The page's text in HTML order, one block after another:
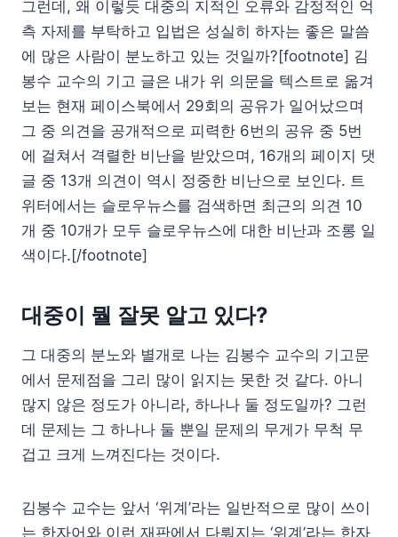
그런데, 왜 이렇듯 대중의 지적인 오류와 감정적인 억
측 자제를 부탁하고 입법은 성실히 하자는 좋은 말씀
에 많은 사람이 분노하고 있는 것일까?[footnote] 김
봉수 교수의 기고 글은 내가 위 의문을 텍스트로 옮겨
보는 현재 페이스북에서 29회의 공유가 일어났으며
그 중 의견을 공개적으로 피력한 6번의 공유 중 5번
에 걸쳐서 격렬한 비난을 받았으며, 16개의 페이지 댓
글 중 13개 의견이 역시 정중한 비난으로 보인다. 트
위터에서는 슬로우뉴스를 검색하면 최근의 의견 10
개 중 10개가 모두 슬로우뉴스에 대한 비난과 조롱 일
색이다.[/footnote]
대중이 뭘 잘못 알고 있다?
그 대중의 분노와 별개로 나는 김봉수 교수의 기고문
에서 문제점을 그리 많이 읽지는 못한 것 같다. 아니
많지 않은 정도가 아니라, 하나나 둘 정도일까? 그런
데 문제는 그 하나나 둘 뿐일 문제의 무게가 무척 무
겁고 크게 느껴진다는 것이다.
김봉수 교수는 앞서 ‘위계’라는 일반적으로 많이 쓰이
는 한자어와 이런 재판에서 다뤄지는 ‘위계’라는 한자